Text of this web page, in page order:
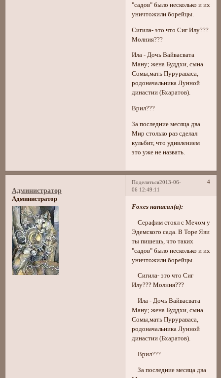
"садов" было несколько и их
уничтожили борейцы.
Сигила- это что Сиг Илу???
Молния???
Ила - Дочь Вайвасвата
Ману; жена Буддхи, сына
Сомы,мать Пурураваса,
родоначальника Лунной
династии (Бхаратов).
Врил???
За последние месяца два
Мир столько раз сделал
кульбит, что удивлением
это уже не назвать.
Поделиться 4
2013-06-
06 12:49:11
Администратор
Администратор
Foxes написал(а):
Серафим стоял с Мечом у
Эдемского сада. В Торе Яви
ты пишешь, что таких
"садов" было несколько и их
уничтожили борейцы.
Сигила- это что Сиг
Илу??? Молния???
Ила - Дочь Вайвасвата
Ману; жена Буддхи, сына
Сомы,мать Пурураваса,
родоначальника Лунной
династии (Бхаратов).
Врил???
За последние месяца два